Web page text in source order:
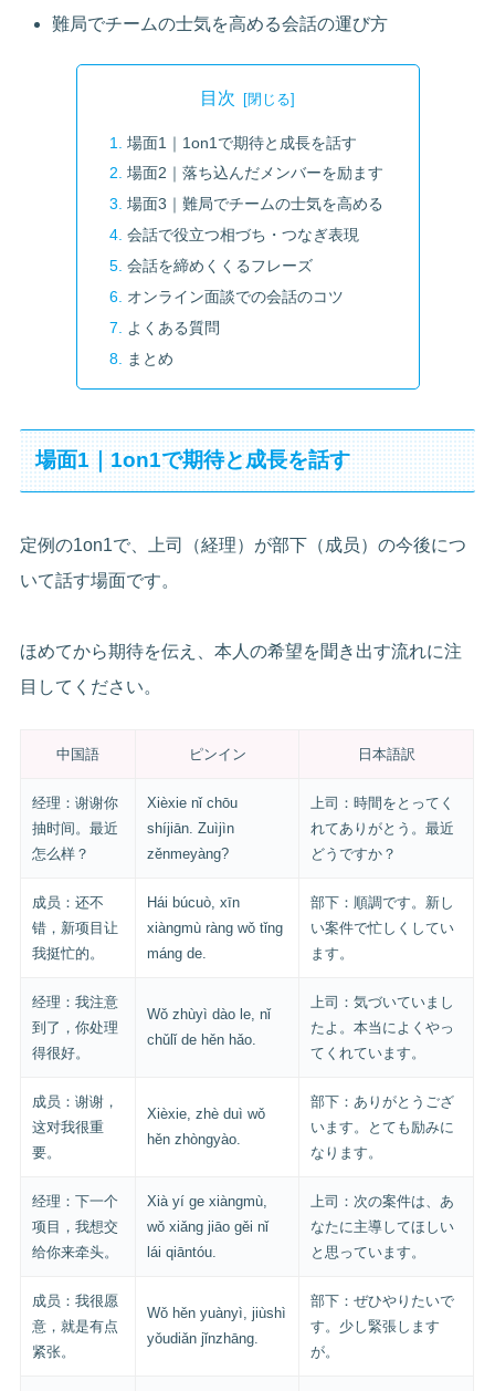
難局でチームの士気を高める会話の運び方
目次
場面1｜1on1で期待と成長を話す
場面2｜落ち込んだメンバーを励ます
場面3｜難局でチームの士気を高める
会話で役立つ相づち・つなぎ表現
会話を締めくくるフレーズ
オンライン面談での会話のコツ
よくある質問
まとめ
場面1｜1on1で期待と成長を話す
定例の1on1で、上司（経理）が部下（成员）の今後につ
いて話す場面です。
ほめてから期待を伝え、本人の希望を聞き出す流れに注
目してください。
中国語 ピンイン 日本語訳
经理：谢谢你
抽时间。最近
怎么样？
Xièxie nǐ chōu
shíjiān. Zuìjìn
zěnmeyàng?
上司：時間をとってく
れてありがとう。最近
どうですか？
成员：还不
错，新项目让
我挺忙的。
Hái búcuò, xīn
xiàngmù ràng wǒ tǐng
máng de.
部下：順調です。新し
い案件で忙しくしてい
ます。
经理：我注意
到了，你处理
得很好。
Wǒ zhùyì dào le, nǐ
chǔlǐ de hěn hǎo.
上司：気づいていまし
たよ。本当によくやっ
てくれています。
成员：谢谢，
这对我很重
要。
Xièxie, zhè duì wǒ
hěn zhòngyào.
部下：ありがとうござ
います。とても励みに
なります。
经理：下一个
项目，我想交
给你来牵头。
Xià yí ge xiàngmù,
wǒ xiǎng jiāo gěi nǐ
lái qiāntóu.
上司：次の案件は、あ
なたに主導してほしい
と思っています。
成员：我很愿
意，就是有点
紧张。
Wǒ hěn yuànyì, jiùshì
yǒudiǎn jǐnzhāng.
部下：ぜひやりたいで
す。少し緊張します
が。